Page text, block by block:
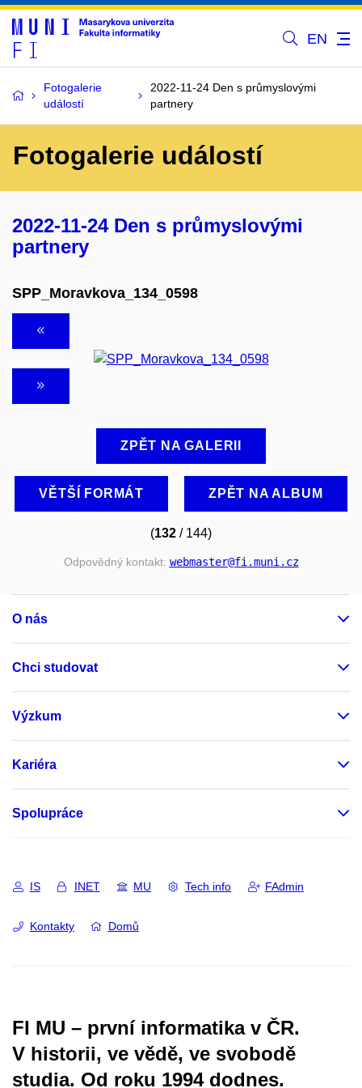
EN
Fotogalerie
událostí
2022-11-24 Den s průmyslovými
partnery
Fotogalerie událostí
2022-11-24 Den s průmyslovými
partnery
SPP_Moravkova_134_0598
ZPĚT NA GALERII
VĚTŠÍ FORMÁT ZPĚT NA ALBUM
(132 / 144)
Odpovědný kontakt: webmaster@fi.muni.cz
O nás
Chci studovat
Výzkum
Kariéra
Spolupráce
IS INET MU Tech info FAdmin
Kontakty Domů
FI MU – první informatika v ČR.
V historii, ve vědě, ve svobodě
studia. Od roku 1994 dodnes.